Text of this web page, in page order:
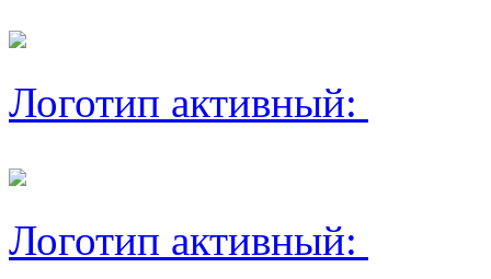
Логотип активный:
Логотип активный: